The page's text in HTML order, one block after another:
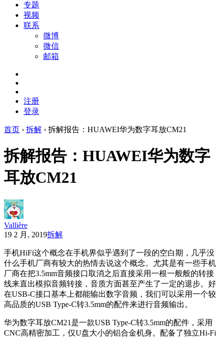
专题
视频
联系
微博
微信
邮箱
注册
登录
首页 › 拆解 › 拆解报告：HUAWEI华为数字耳放CM21
拆解报告：HUAWEI华为数字
耳放CM21
Vallière
19 2 月, 2019拆解
手机HiFi这个概念在手机界似乎遇到了一段的空白期，几乎没
什么手机厂商有较大的热情去说这个概念。尤其是有一些手机
厂商在把3.5mm音频接口取消之后直接采用一根一般般的转接
线来直出模拟音频转接，音质方面甚至产生了一定的退步。好
在USB-C接口基本上都能输出数字音频，我们可以采用一个较
高品质的USB Type-C转3.5mm的配件来进行音频输出。
华为数字耳放CM21是一款USB Type-C转3.5mm的配件，采用
CNC高精密加工，仅U盘大小的铝合金机身。配备了独立Hi-Fi